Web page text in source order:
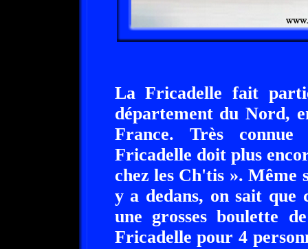
La Fricadelle fait
département du Nord,
France. Très
Fricadelle doit plus
chez les Ch'tis ». Même
y a dedans, on sait
une grosses boulette
Fricadelle pour 4